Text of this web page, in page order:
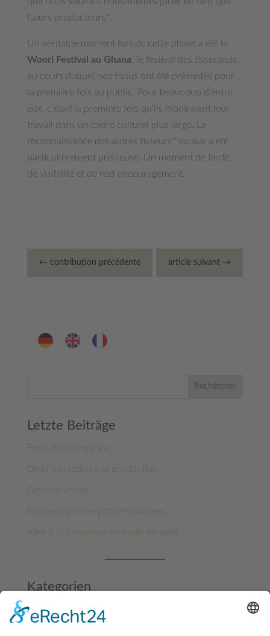
futurs producteurs*.
Un véritable moment fort de cette phase a été le
Woori Festival au Ghana , le festival des tisserands,
au cours duquel nos tissus ont été présentés pour
la première fois au public. Pour beaucoup d’entre
eux, c’était la première fois qu’ils montraient leur
travail dans un cadre culturel plus large. La
reconnaissance des autres tisseurs* locaux a été
particulièrement précieuse. Un moment de fierté,
de visibilité et de réel encouragement.
← contribution précédente article suivant →
Rechercher
Letzte Beiträge
Formation terminée
De la formation à la production
Devenir visible
En avant par ses propres moyens
Aller à la formation en toute sécurité
Kategorien